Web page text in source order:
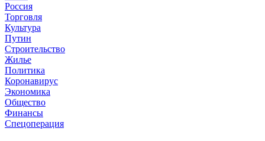
Россия
Торговля
Культура
Путин
Строительство
Жилье
Политика
Коронавирус
Экономика
Общество
Финансы
Спецоперация